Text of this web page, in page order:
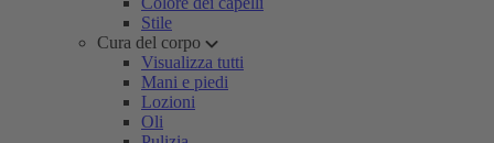
Stile
Cura del corpo
Visualizza tutti
Mani e piedi
Lozioni
Oli